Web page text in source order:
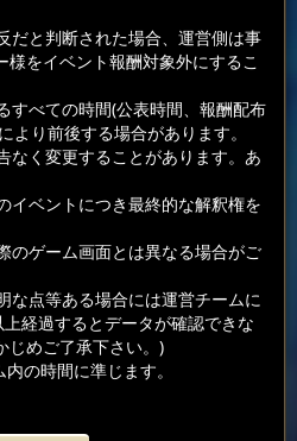
だと判断された場合、運営側は事
をイベント報酬対象外にするこ
べての時間(公表時間、報酬配布
より前後する場合があります。
く変更することがあります。あ
ベントにつき最終的な解釈権を
のゲーム画面とは異なる場合がご
点等ある場合には運営チームに
経過するとデータが確認できな
じめご了承下さい。)
の時間に準じます。